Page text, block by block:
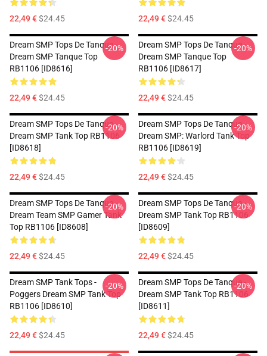
22,49 €$24.45 22,49 €$24.45
Dream SMP Tops De Tanque -
Dream SMP Tanque Top
RB1106 [ID8616]
22,49 €$24.45
-20%
Dream SMP Tops De Tanque -
Dream SMP Tanque Top
RB1106 [ID8617]
22,49 €$24.45
-20%
Dream SMP Tops De Tanque -
Dream SMP Tank Top RB1106
[ID8618]
22,49 €$24.45
-20%
Dream SMP Tops De Tanque -
Dream SMP: Warlord Tank Top
RB1106 [ID8619]
22,49 €$24.45
-20%
Dream SMP Tops De Tanque -
Dream Team SMP Gamer Tank
Top RB1106 [ID8608]
22,49 €$24.45
-20%
Dream SMP Tops De Tanque -
Dream SMP Tank Top RB1106
[ID8609]
22,49 €$24.45
-20%
Dream SMP Tank Tops -
Poggers Dream SMP Tank Top
RB1106 [ID8610]
22,49 €$24.45
-20%
Dream SMP Tops De Tanque -
Dream SMP Tank Top RB1106
[ID8611]
22,49 €$24.45
-20%